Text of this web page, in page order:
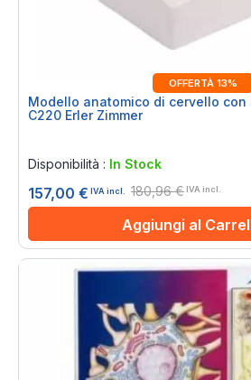
OFFERTÀ 13%
Modello anatomico di cervello con
C220 Erler Zimmer
Disponibilità : In Stock
157,00 € IVA incl. 180,96 € IVA incl.
Aggiungi al